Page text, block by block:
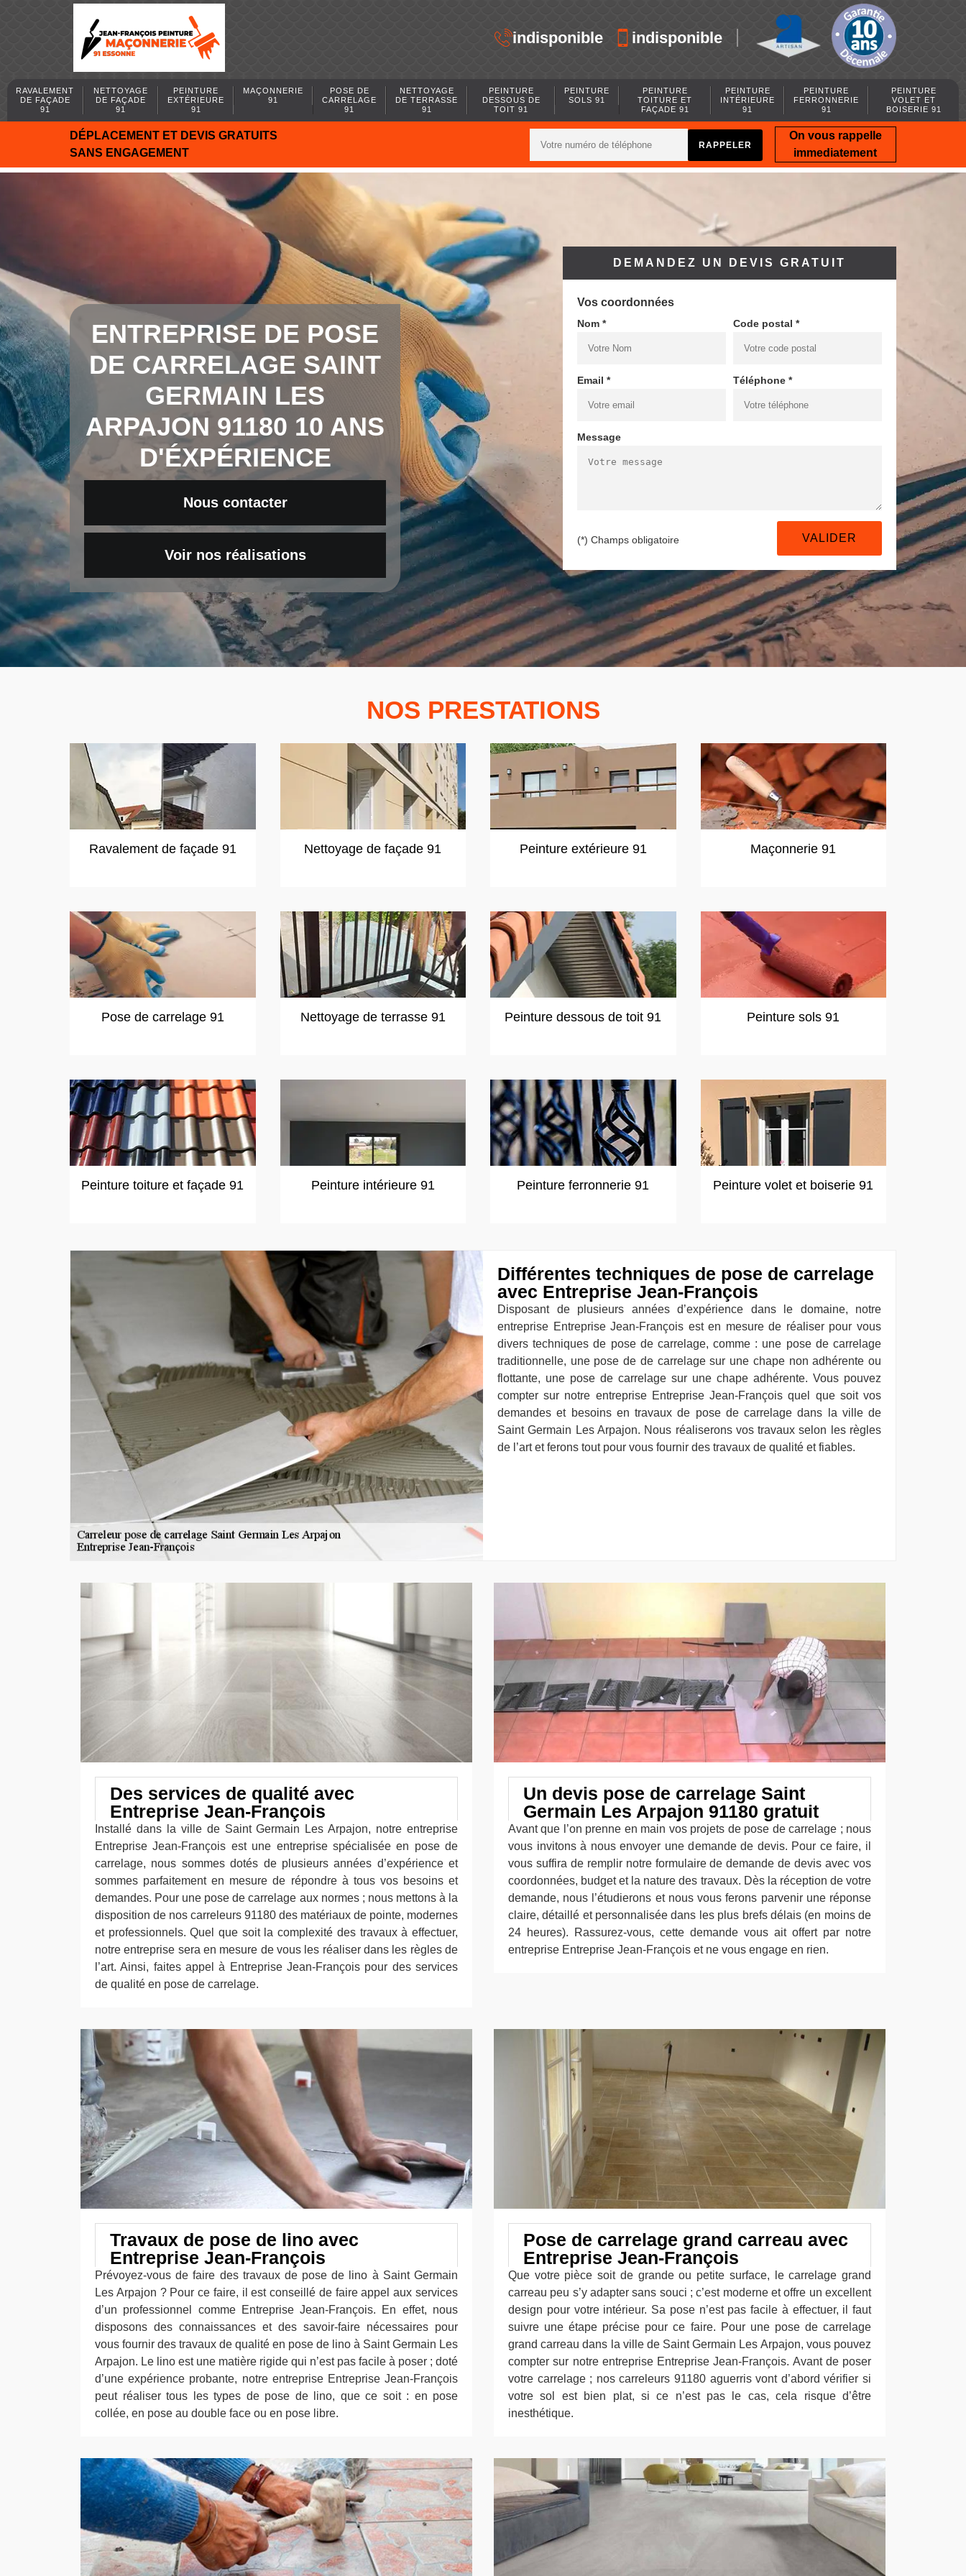
indisponible indisponible
RAVALEMENT
DE FAÇADE
91
NETTOYAGE
DE FAÇADE
91
PEINTURE
EXTÉRIEURE
91
MAÇONNERIE
91
POSE DE
CARRELAGE
91
NETTOYAGE
DE TERRASSE
91
PEINTURE
DESSOUS DE
TOIT 91
PEINTURE
SOLS 91
PEINTURE
TOITURE ET
FAÇADE 91
PEINTURE
INTÉRIEURE
91
PEINTURE
FERRONNERIE
91
PEINTURE
VOLET ET
BOISERIE 91
DÉPLACEMENT ET DEVIS GRATUITS
SANS ENGAGEMENT
On vous rappelle
immediatement
ENTREPRISE DE POSE
DE CARRELAGE SAINT
GERMAIN LES
ARPAJON 91180 10 ANS
D'ÉXPÉRIENCE
Nous contacter
Voir nos réalisations
DEMANDEZ UN DEVIS GRATUIT
Vos coordonnées
Nom * Code postal *
Email * Téléphone *
Message
(*) Champs obligatoire
NOS PRESTATIONS
Ravalement de façade 91 Nettoyage de façade 91 Peinture extérieure 91 Maçonnerie 91
Pose de carrelage 91 Nettoyage de terrasse 91 Peinture dessous de toit 91 Peinture sols 91
Peinture toiture et façade 91 Peinture intérieure 91 Peinture ferronnerie 91 Peinture volet et boiserie 91
Différentes techniques de pose de carrelage
avec Entreprise Jean-François
Disposant de plusieurs années d’expérience dans le domaine, notre
entreprise Entreprise Jean-François est en mesure de réaliser pour vous
divers techniques de pose de carrelage, comme : une pose de carrelage
traditionnelle, une pose de de carrelage sur une chape non adhérente ou
flottante, une pose de carrelage sur une chape adhérente. Vous pouvez
compter sur notre entreprise Entreprise Jean-François quel que soit vos
demandes et besoins en travaux de pose de carrelage dans la ville de
Saint Germain Les Arpajon. Nous réaliserons vos travaux selon les règles
de l’art et ferons tout pour vous fournir des travaux de qualité et fiables.
Des services de qualité avec
Entreprise Jean-François
Installé dans la ville de Saint Germain Les Arpajon, notre entreprise
Entreprise Jean-François est une entreprise spécialisée en pose de
carrelage, nous sommes dotés de plusieurs années d’expérience et
sommes parfaitement en mesure de répondre à tous vos besoins et
demandes. Pour une pose de carrelage aux normes ; nous mettons à la
disposition de nos carreleurs 91180 des matériaux de pointe, modernes
et professionnels. Quel que soit la complexité des travaux à effectuer,
notre entreprise sera en mesure de vous les réaliser dans les règles de
l’art. Ainsi, faites appel à Entreprise Jean-François pour des services
de qualité en pose de carrelage.
Un devis pose de carrelage Saint
Germain Les Arpajon 91180 gratuit
Avant que l’on prenne en main vos projets de pose de carrelage ; nous
vous invitons à nous envoyer une demande de devis. Pour ce faire, il
vous suffira de remplir notre formulaire de demande de devis avec vos
coordonnées, budget et la nature des travaux. Dès la réception de votre
demande, nous l’étudierons et nous vous ferons parvenir une réponse
claire, détaillé et personnalisée dans les plus brefs délais (en moins de
24 heures). Rassurez-vous, cette demande vous ait offert par notre
entreprise Entreprise Jean-François et ne vous engage en rien.
Travaux de pose de lino avec
Entreprise Jean-François
Prévoyez-vous de faire des travaux de pose de lino à Saint Germain
Les Arpajon ? Pour ce faire, il est conseillé de faire appel aux services
d’un professionnel comme Entreprise Jean-François. En effet, nous
disposons des connaissances et des savoir-faire nécessaires pour
vous fournir des travaux de qualité en pose de lino à Saint Germain Les
Arpajon. Le lino est une matière rigide qui n’est pas facile à poser ; doté
d’une expérience probante, notre entreprise Entreprise Jean-François
peut réaliser tous les types de pose de lino, que ce soit : en pose
collée, en pose au double face ou en pose libre.
Pose de carrelage grand carreau avec
Entreprise Jean-François
Que votre pièce soit de grande ou petite surface, le carrelage grand
carreau peu s’y adapter sans souci ; c’est moderne et offre un excellent
design pour votre intérieur. Sa pose n’est pas facile à effectuer, il faut
suivre une étape précise pour ce faire. Pour une pose de carrelage
grand carreau dans la ville de Saint Germain Les Arpajon, vous pouvez
compter sur notre entreprise Entreprise Jean-François. Avant de poser
votre carrelage ; nos carreleurs 91180 aguerris vont d’abord vérifier si
votre sol est bien plat, si ce n’est pas le cas, cela risque d’être
inesthétique.